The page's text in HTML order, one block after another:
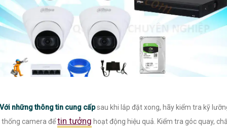
Với những thông tin cung cấpsau khi lắp đặt xong, hãy kiểm tra kỹ
thống camera đểtin tưởng hoạt động hiệu quả. Kiểm tra góc quay,